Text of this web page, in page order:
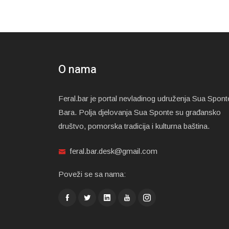
O nama
Feral.bar je portal nevladinog udruženja Sua
Bara. Polja djelovanja Sua Sponte su građansko
društvo, pomorska tradicija i kulturna baština.
feral.bar.desk@gmail.com
Poveži se sa nama: